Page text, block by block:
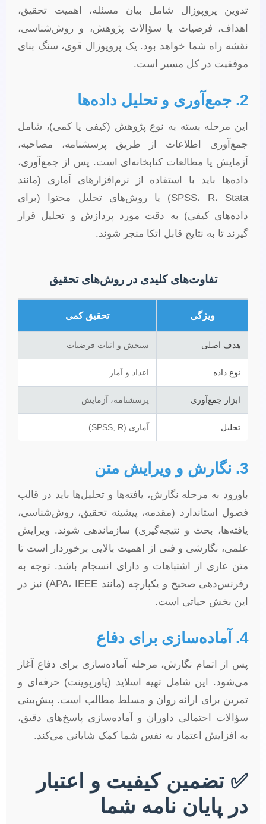
تدوین پروپوزال شامل بیان مسئله، اهمیت تحقیق،
اهداف، فرضیات یا سؤالات پژوهش، و روش‌شناسی،
نقشه راه شما خواهد بود. یک پروپوزال قوی، سنگ بنای
موفقیت در کل مسیر است.
2. جمع‌آوری و تحلیل داده‌ها
این مرحله بسته به نوع پژوهش (کیفی یا کمی)، شامل
جمع‌آوری اطلاعات از طریق پرسشنامه، مصاحبه،
آزمایش یا مطالعات کتابخانه‌ای است. پس از جمع‌آوری،
داده‌ها باید با استفاده از نرم‌افزارهای آماری (مانند
SPSS، R، Stata) یا روش‌های تحلیل محتوا (برای
داده‌های کیفی) به دقت مورد پردازش و تحلیل قرار
گیرند تا به نتایج قابل اتکا منجر شوند.
تفاوت‌های کلیدی در روش‌های تحقیق
ویژگی تحقیق کمی
هدف اصلی سنجش و اثبات فرضیات
نوع داده اعداد و آمار
ابزار جمع‌آوری پرسشنامه، آزمایش
تحلیل آماری (SPSS, R)
3. نگارش و ویرایش متن
باورود به مرحله نگارش، یافته‌ها و تحلیل‌ها باید در قالب
فصول استاندارد (مقدمه، پیشینه تحقیق، روش‌شناسی،
یافته‌ها، بحث و نتیجه‌گیری) سازماندهی شوند. ویرایش
علمی، نگارشی و فنی از اهمیت بالایی برخوردار است تا
متن عاری از اشتباهات و دارای انسجام باشد. توجه به
رفرنس‌دهی صحیح و یکپارچه (مانند APA، IEEE) نیز در
این بخش حیاتی است.
4. آماده‌سازی برای دفاع
پس از اتمام نگارش، مرحله آماده‌سازی برای دفاع آغاز
می‌شود. این شامل تهیه اسلاید (پاورپوینت) حرفه‌ای و
تمرین برای ارائه روان و مسلط مطالب است. پیش‌بینی
سؤالات احتمالی داوران و آماده‌سازی پاسخ‌های دقیق،
به افزایش اعتماد به نفس شما کمک شایانی می‌کند.
✅ تضمین کیفیت و اعتبار
در پایان نامه شما